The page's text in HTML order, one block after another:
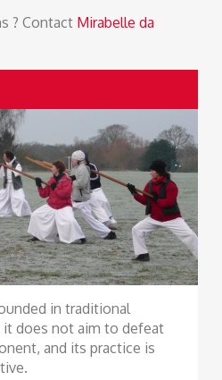
? Contact Mirabelle da
in traditional
it does not aim to defeat
and its practice is